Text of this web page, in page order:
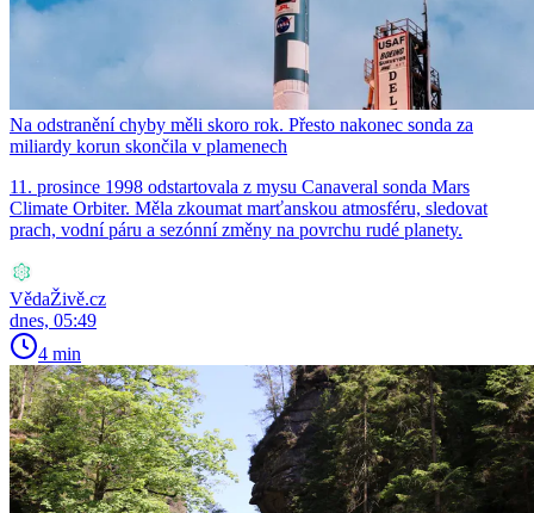
Na odstranění chyby měli skoro rok. Přesto nakonec sonda za
miliardy korun skončila v plamenech
11. prosince 1998 odstartovala z mysu Canaveral sonda Mars
Climate Orbiter. Měla zkoumat marťanskou atmosféru, sledovat
prach, vodní páru a sezónní změny na povrchu rudé planety.
VědaŽivě.cz
dnes, 05:49
4 min